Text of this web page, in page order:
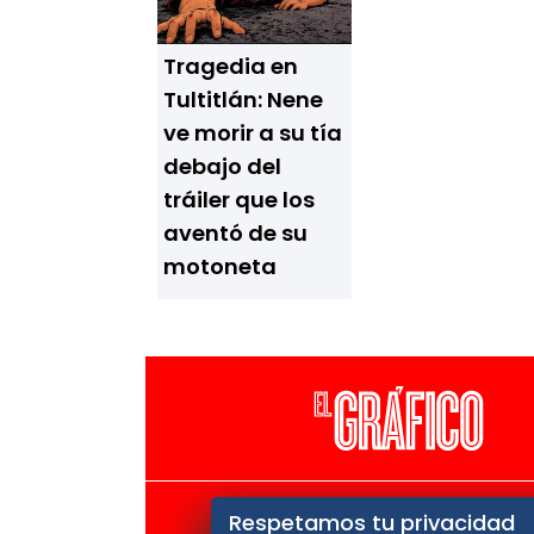
Tragedia en
Tultitlán: Nene
ve morir a su tía
debajo del
tráiler que los
aventó de su
motoneta
El Universal Vive USA
Respetamos tu privacidad